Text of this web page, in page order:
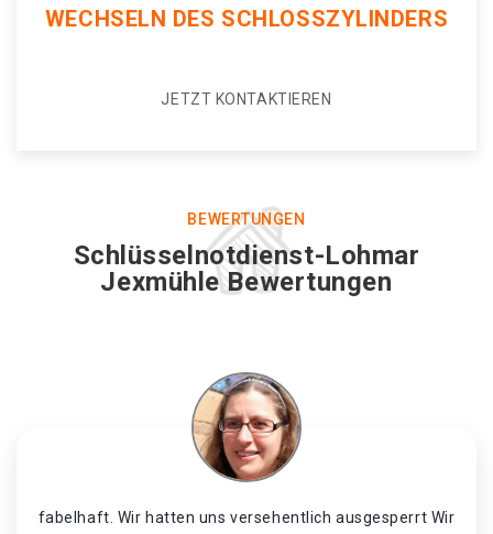
WECHSELN DES SCHLOSSZYLINDERS
JETZT KONTAKTIEREN
BEWERTUNGEN
Schlüsselnotdienst-Lohmar
Jexmühle Bewertungen
fabelhaft. Wir hatten uns versehentlich ausgesperrt Wir